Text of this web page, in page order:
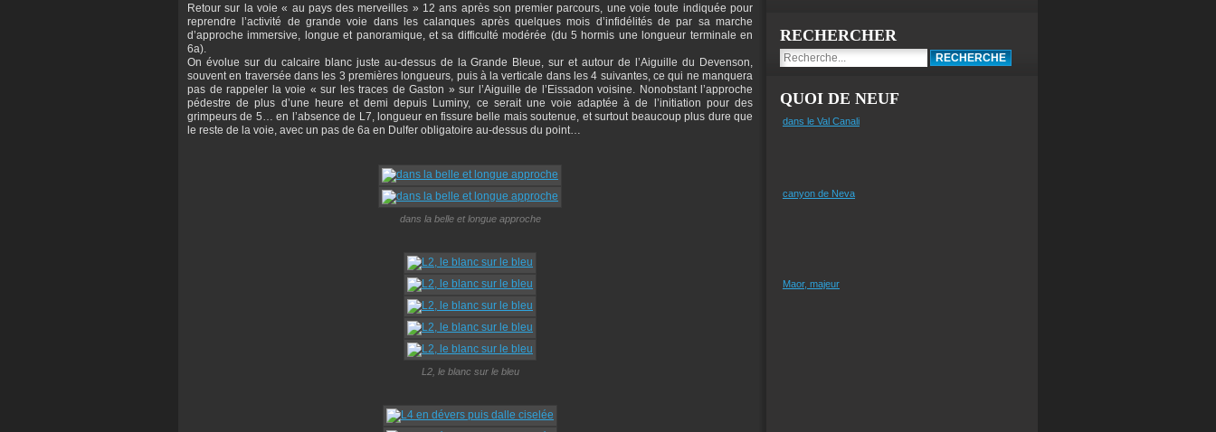
Retour sur la voie « au pays des merveilles » 12 ans après son premier parcours, une voie toute indiquée pour
reprendre l’activité de grande voie dans les calanques après quelques mois d’infidélités de par sa marche
d’approche immersive, longue et panoramique, et sa difficulté modérée (du 5 hormis une longueur terminale en
6a).
On évolue sur du calcaire blanc juste au-dessus de la Grande Bleue, sur et autour de l’Aiguille du Devenson,
souvent en traversée dans les 3 premières longueurs, puis à la verticale dans les 4 suivantes, ce qui ne manquera
pas de rappeler la voie « sur les traces de Gaston » sur l’Aiguille de l’Eissadon voisine. Nonobstant l’approche
pédestre de plus d’une heure et demi depuis Luminy, ce serait une voie adaptée à de l’initiation pour des
grimpeurs de 5… en l’absence de L7, longueur en fissure belle mais soutenue, et surtout beaucoup plus dure que
le reste de la voie, avec un pas de 6a en Dulfer obligatoire au-dessus du point…
dans la belle et longue approche
L2, le blanc sur le bleu
RECHERCHER
QUOI DE NEUF
dans le Val Canali
canyon de Neva
Maor, majeur